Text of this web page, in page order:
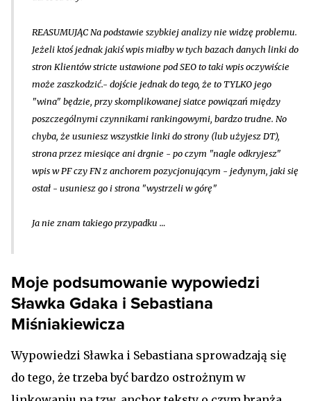
REASUMUJĄC Na podstawie szybkiej analizy nie widzę problemu.
Jeżeli ktoś jednak jakiś wpis miałby w tych bazach danych linki do
stron Klientów stricte ustawione pod SEO to taki wpis oczywiście
może zaszkodzić.- dojście jednak do tego, że to TYLKO jego
"wina" będzie, przy skomplikowanej siatce powiązań między
poszczególnymi czynnikami rankingowymi, bardzo trudne. No
chyba, że usuniesz wszystkie linki do strony (lub użyjesz DT),
strona przez miesiące ani drgnie - po czym "nagle odkryjesz"
wpis w PF czy FN z anchorem pozycjonującym - jedynym, jaki się
ostał - usuniesz go i strona "wystrzeli w górę"
Ja nie znam takiego przypadku …
Moje podsumowanie wypowiedzi
Sławka Gdaka i Sebastiana
Miśniakiewicza
Wypowiedzi Sławka i Sebastiana sprowadzają się
do tego, że trzeba być bardzo ostrożnym w